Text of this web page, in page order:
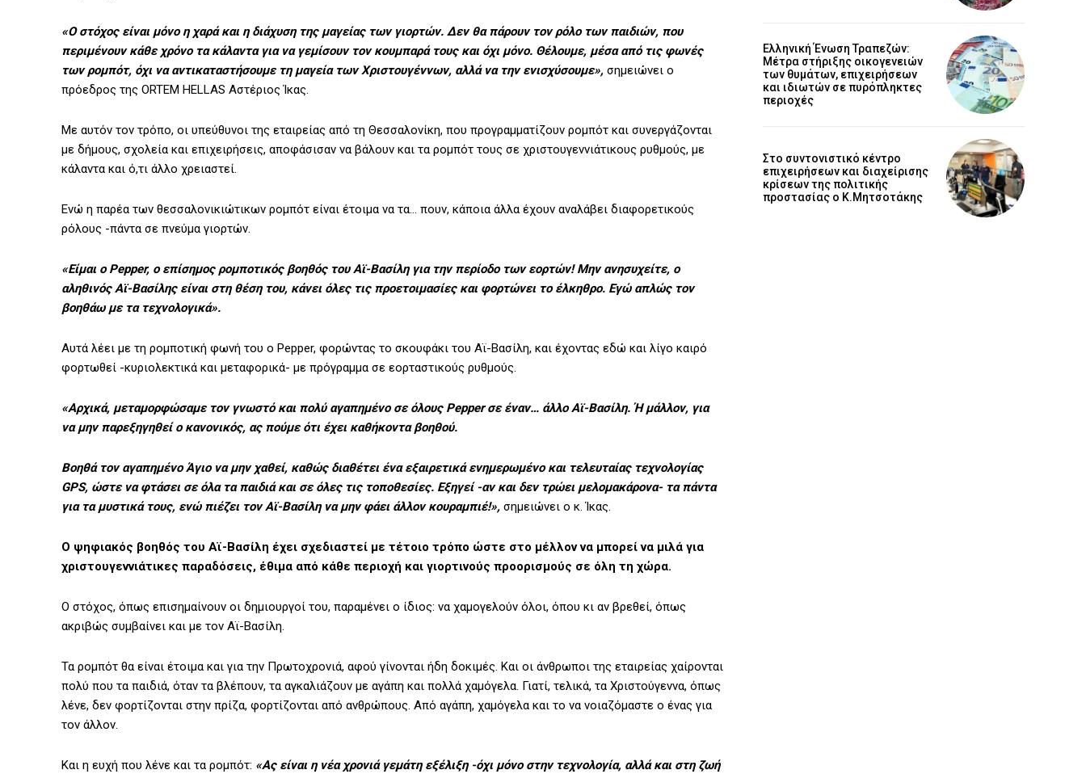
«Ο στόχος είναι μόνο η χαρά και η διάχυση της μαγείας των γιορτών. Δεν θα πάρουν τον ρόλο των παιδιών, που
περιμένουν κάθε χρόνο τα κάλαντα για να γεμίσουν τον κουμπαρά τους και όχι μόνο. Θέλουμε, μέσα από τις φωνές
των ρομπότ, όχι να αντικαταστήσουμε τη μαγεία των Χριστουγέννων, αλλά να την ενισχύσουμε», σημειώνει ο
πρόεδρος της ORTEM HELLAS Αστέριος Ίκας.
Με αυτόν τον τρόπο, οι υπεύθυνοι της εταιρείας από τη Θεσσαλονίκη, που προγραμματίζουν ρομπότ και συνεργάζονται
με δήμους, σχολεία και επιχειρήσεις, αποφάσισαν να βάλουν και τα ρομπότ τους σε χριστουγεννιάτικους ρυθμούς, με
κάλαντα και ό,τι άλλο χρειαστεί.
Ενώ η παρέα των θεσσαλονικιώτικων ρομπότ είναι έτοιμα να τα… πουν, κάποια άλλα έχουν αναλάβει διαφορετικούς
ρόλους -πάντα σε πνεύμα γιορτών.
«Είμαι ο Pepper, ο επίσημος ρομποτικός βοηθός του Αϊ-Βασίλη για την περίοδο των εορτών! Μην ανησυχείτε, ο
αληθινός Αϊ-Βασίλης είναι στη θέση του, κάνει όλες τις προετοιμασίες και φορτώνει το έλκηθρο. Εγώ απλώς τον
βοηθάω με τα τεχνολογικά».
Αυτά λέει με τη ρομποτική φωνή του ο Pepper, φορώντας το σκουφάκι του Αϊ-Βασίλη, και έχοντας εδώ και λίγο καιρό
φορτωθεί -κυριολεκτικά και μεταφορικά- με πρόγραμμα σε εορταστικούς ρυθμούς.
«Αρχικά, μεταμορφώσαμε τον γνωστό και πολύ αγαπημένο σε όλους Pepper σε έναν… άλλο Αϊ-Βασίλη. Ή μάλλον, για
να μην παρεξηγηθεί ο κανονικός, ας πούμε ότι έχει καθήκοντα βοηθού.
Βοηθά τον αγαπημένο Άγιο να μην χαθεί, καθώς διαθέτει ένα εξαιρετικά ενημερωμένο και τελευταίας τεχνολογίας
GPS, ώστε να φτάσει σε όλα τα παιδιά και σε όλες τις τοποθεσίες. Εξηγεί -αν και δεν τρώει μελομακάρονα- τα πάντα
για τα μυστικά τους, ενώ πιέζει τον Αϊ-Βασίλη να μην φάει άλλον κουραμπιέ!», σημειώνει ο κ. Ίκας.
Ο ψηφιακός βοηθός του Αϊ-Βασίλη έχει σχεδιαστεί με τέτοιο τρόπο ώστε στο μέλλον να μπορεί να μιλά για
χριστουγεννιάτικες παραδόσεις, έθιμα από κάθε περιοχή και γιορτινούς προορισμούς σε όλη τη χώρα.
Ο στόχος, όπως επισημαίνουν οι δημιουργοί του, παραμένει ο ίδιος: να χαμογελούν όλοι, όπου κι αν βρεθεί, όπως
ακριβώς συμβαίνει και με τον Αϊ-Βασίλη.
Τα ρομπότ θα είναι έτοιμα και για την Πρωτοχρονιά, αφού γίνονται ήδη δοκιμές. Και οι άνθρωποι της εταιρείας χαίρονται
πολύ που τα παιδιά, όταν τα βλέπουν, τα αγκαλιάζουν με αγάπη και πολλά χαμόγελα. Γιατί, τελικά, τα Χριστούγεννα, όπως
λένε, δεν φορτίζονται στην πρίζα, φορτίζονται από ανθρώπους. Από αγάπη, χαμόγελα και το να νοιαζόμαστε ο ένας για
τον άλλον.
Και η ευχή που λένε και τα ρομπότ: «Ας είναι η νέα χρονιά γεμάτη εξέλιξη -όχι μόνο στην τεχνολογία, αλλά και στη ζωή
Ελληνική Ένωση Τραπεζών:
Μέτρα στήριξης οικογενειών
των θυμάτων, επιχειρήσεων
και ιδιωτών σε πυρόπληκτες
περιοχές
Στο συντονιστικό κέντρο
επιχειρήσεων και διαχείρισης
κρίσεων της πολιτικής
προστασίας ο Κ.Μητσοτάκης